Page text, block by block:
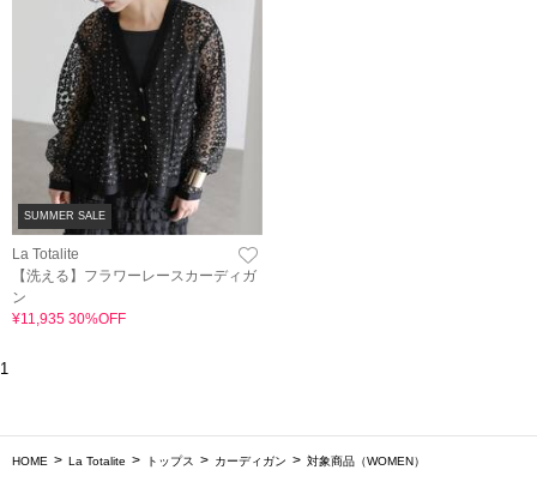
SUMMER SALE
La Totalite
【洗える】フラワーレースカーディガ
ン
¥11,935 30%OFF
1
HOME La Totalite トップス カーディガン 対象商品（WOMEN）